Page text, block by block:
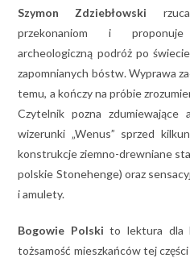
Szymon Zdziebłowski
przekonaniom i proponuje
archeologiczną podróż po
zapomnianych bóstw. Wyprawa
temu, a kończy na próbie
Czytelnik pozna
wizerunki „Wenus” sprzed
konstrukcje ziemno-drewniane
polskie Stonehenge) oraz
i amulety.
Bogowie Polski to lektura dla
tożsamość mieszkańców tej